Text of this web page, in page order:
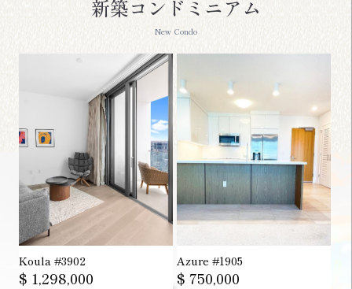
新築コンドミニアム
New Condo
Koula #3902
$ 1,298,000
Azure #1905
$ 750,000